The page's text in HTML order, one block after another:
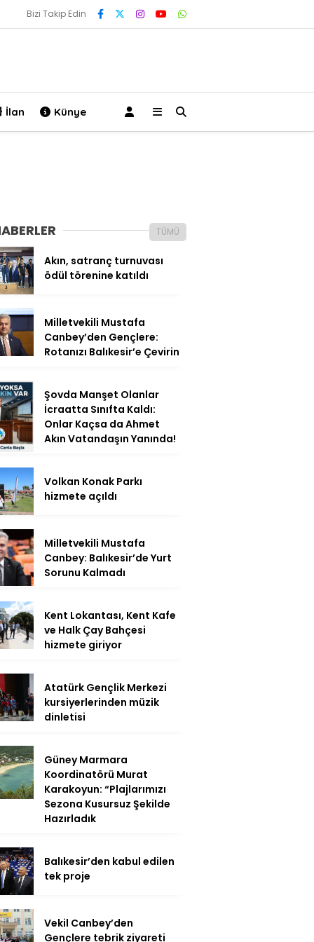
Bizi Takip Edin
İlan Künye
TÜMÜ
Akın, satranç turnuvası
ödül törenine katıldı
Milletvekili Mustafa
Canbey’den Gençlere:
Rotanızı Balıkesir’e Çevirin
Şovda Manşet Olanlar
İcraatta Sınıfta Kaldı:
Onlar Kaçsa da Ahmet
Akın Vatandaşın Yanında!
Volkan Konak Parkı
hizmete açıldı
Milletvekili Mustafa
Canbey: Balıkesir’de Yurt
Sorunu Kalmadı
Kent Lokantası, Kent Kafe
ve Halk Çay Bahçesi
hizmete giriyor
Atatürk Gençlik Merkezi
kursiyerlerinden müzik
dinletisi
Güney Marmara
Koordinatörü Murat
Karakoyun: “Plajlarımızı
Sezona Kusursuz Şekilde
Hazırladık
Balıkesir’den kabul edilen
tek proje
Vekil Canbey’den
Gençlere tebrik ziyareti